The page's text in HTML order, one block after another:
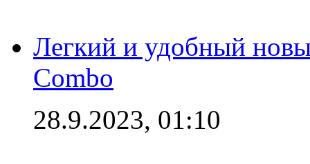
Легкий и удобный
Combo
28.9.2023, 01:10